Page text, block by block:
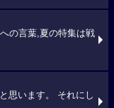
の言葉,夏の特集は戦
思います。 それにし